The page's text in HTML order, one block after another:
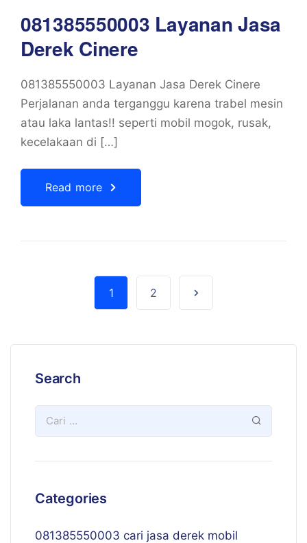
081385550003 Layanan Jasa
Derek Cinere
081385550003 Layanan Jasa Derek Cinere
Perjalanan anda terganggu karena trabel mesin
atau laka lantas!! seperti mobil mogok, rusak,
kecelakaan di […]
Read more
1 2
Search
Categories
081385550003 cari jasa derek mobil